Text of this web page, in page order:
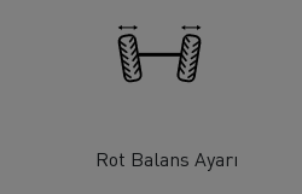
Rot Balans Ayarı